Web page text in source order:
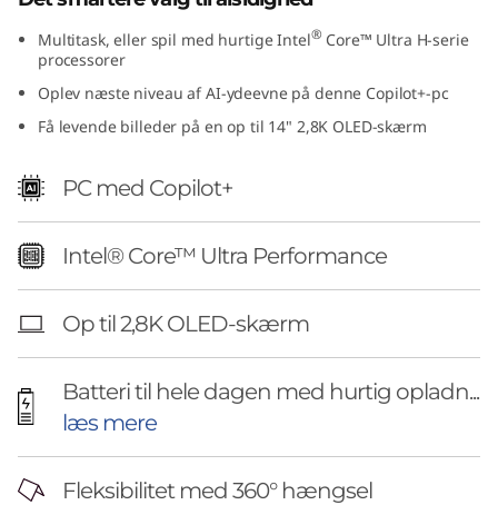
1
4
n
e
Multitask, eller spil med hurtige Intel® Core™ Ultra H-serie
processorer
Oplev næste niveau af AI-ydeevne på denne Copilot+-pc
Få levende billeder på en op til 14" 2,8K OLED-skærm
PC med Copilot+
Intel® Core™ Ultra Performance
Op til 2,8K OLED-skærm
Batteri til hele dagen med hurtig opladn...
læs mere
Fleksibilitet med 360° hængsel